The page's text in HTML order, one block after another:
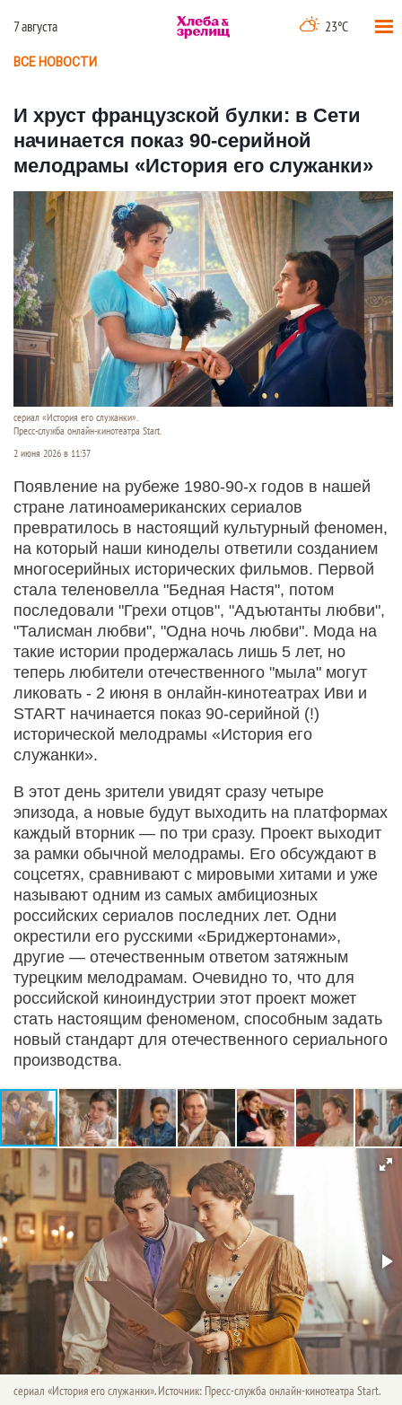
7 августа 23°C
ВСЕ НОВОСТИ
И хруст французской булки: в Сети
начинается показ 90-серийной
мелодрамы «История его служанки»
сериал «История его служанки».
Пресс-служба онлайн-кинотеатра Start.
2 июня 2026 в 11:37
Появление на рубеже 1980-90-х годов в нашей
стране латиноамериканских сериалов
превратилось в настоящий культурный феномен,
на который наши киноделы ответили созданием
многосерийных исторических фильмов. Первой
стала теленовелла "Бедная Настя", потом
последовали "Грехи отцов", "Адъютанты любви",
"Талисман любви", "Одна ночь любви". Мода на
такие истории продержалась лишь 5 лет, но
теперь любители отечественного "мыла" могут
ликовать - 2 июня в онлайн-кинотеатрах Иви и
START начинается показ 90-серийной (!)
исторической мелодрамы «История его
служанки».
В этот день зрители увидят сразу четыре
эпизода, а новые будут выходить на платформах
каждый вторник — по три сразу. Проект выходит
за рамки обычной мелодрамы. Его обсуждают в
соцсетях, сравнивают с мировыми хитами и уже
называют одним из самых амбициозных
российских сериалов последних лет. Одни
окрестили его русскими «Бриджертонами»,
другие — отечественным ответом затяжным
турецким мелодрамам. Очевидно то, что для
российской киноиндустрии этот проект может
стать настоящим феноменом, способным задать
новый стандарт для отечественного сериального
производства.
сериал «История его служанки». Источник: Пресс-служба онлайн-кинотеатра Start.